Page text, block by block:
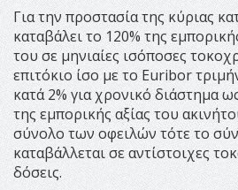
Για την προστασία της κύριας
καταβάλει το 120% της
του σε μηνιαίες ισόποσες
επιτόκιο ίσο με το Euribor
κατά 2% για χρονικό διάστημα
της εμπορικής αξίας του
σύνολο των οφειλών τότε το
καταβάλλεται σε αντίστοιχες
δόσεις.